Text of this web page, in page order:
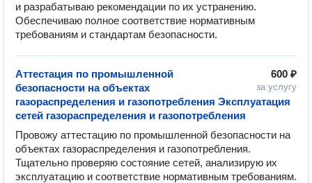
и разрабатываю рекомендации по их устранению.
Обеспечиваю полное соответствие нормативным
требованиям и стандартам безопасности.
600 ₽
за услугу
Аттестация по промышленной
безопасности на объектах
газораспределения и газопотребления Эксплуатация
сетей газораспределения и газопотребления
Провожу аттестацию по промышленной безопасности на
объектах газораспределения и газопотребления.
Тщательно проверяю состояние сетей, анализирую их
эксплуатацию и соответствие нормативным требованиям.